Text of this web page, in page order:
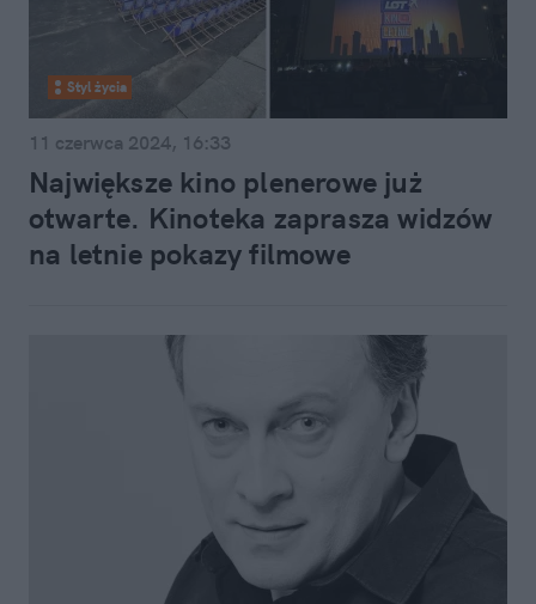
Styl życia
11 czerwca 2024, 16:33
Największe kino plenerowe już
otwarte. Kinoteka zaprasza widzów
na letnie pokazy filmowe